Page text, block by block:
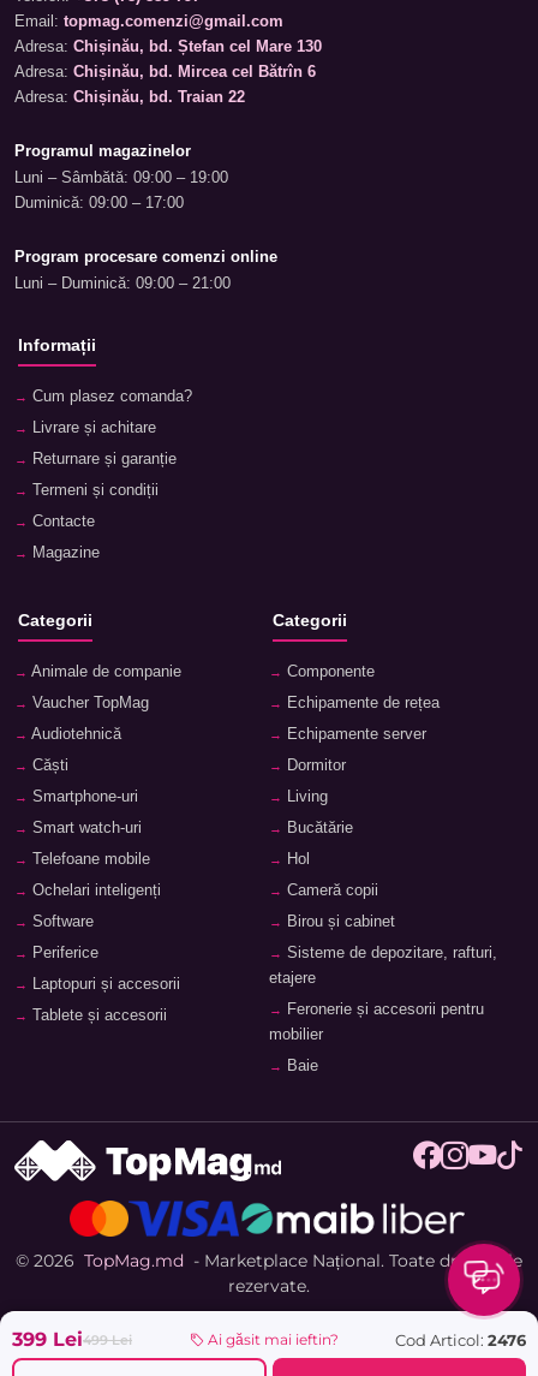
399 Lei499 Lei Ai găsit mai ieftin? Cod Articol: 2476
Email: topmag.comenzi@gmail.com
Adresa: Chișinău, bd. Ștefan cel Mare 130
Adresa: Chișinău, bd. Mircea cel Bătrîn 6
Adresa: Chișinău, bd. Traian 22
Programul magazinelor
Luni – Sâmbătă: 09:00 – 19:00
Duminică: 09:00 – 17:00
Program procesare comenzi online
Luni – Duminică: 09:00 – 21:00
Informații
Cum plasez comanda?
Livrare și achitare
Returnare și garanție
Termeni și condiții
Contacte
Magazine
Categorii
Animale de companie
Vaucher TopMag
Audiotehnică
Căști
Smartphone-uri
Smart watch-uri
Telefoane mobile
Ochelari inteligenți
Software
Periferice
Laptopuri și accesorii
Tablete și accesorii
Categorii
Componente
Echipamente de rețea
Echipamente server
Dormitor
Living
Bucătărie
Hol
Cameră copii
Birou și cabinet
Sisteme de depozitare, rafturi,
etajere
Feronerie și accesorii pentru
mobilier
Baie
© 2026 TopMag.md - Marketplace Național. Toate drepturile
rezervate.